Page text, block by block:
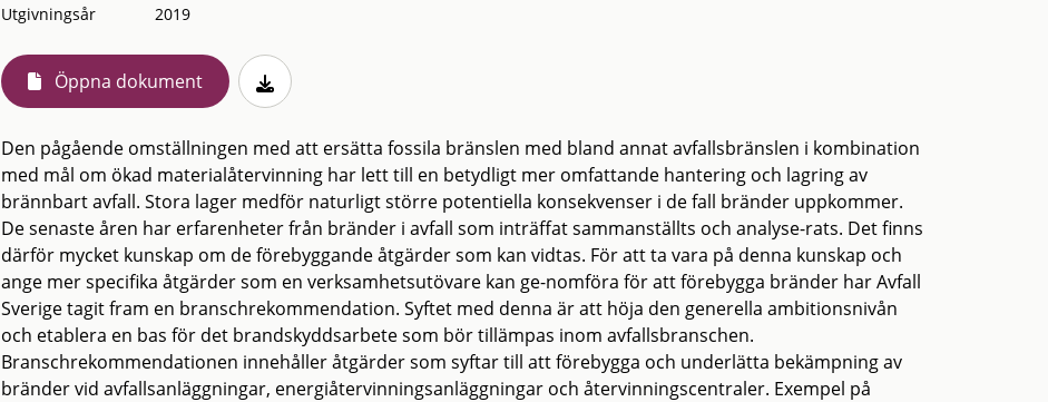
Utgivningsår
2019
Öppna dokument
Den pågående omställningen med att ersätta fossila bränslen med bland annat avfallsbränslen i kombination
med mål om ökad materialåtervinning har lett till en betydligt mer omfattande hantering och lagring av
brännbart avfall. Stora lager medför naturligt större potentiella konsekvenser i de fall bränder uppkommer.
De senaste åren har erfarenheter från bränder i avfall som inträffat sammanställts och analyse-rats. Det finns
därför mycket kunskap om de förebyggande åtgärder som kan vidtas. För att ta vara på denna kunskap och
ange mer specifika åtgärder som en verksamhetsutövare kan ge-nomföra för att förebygga bränder har Avfall
Sverige tagit fram en branschrekommendation. Syftet med denna är att höja den generella ambitionsnivån
och etablera en bas för det brandskyddsarbete som bör tillämpas inom avfallsbranschen.
Branschrekommendationen innehåller åtgärder som syftar till att förebygga och underlätta bekämpning av
bränder vid avfallsanläggningar, energiåtervinningsanläggningar och återvinningscentraler. Exempel på